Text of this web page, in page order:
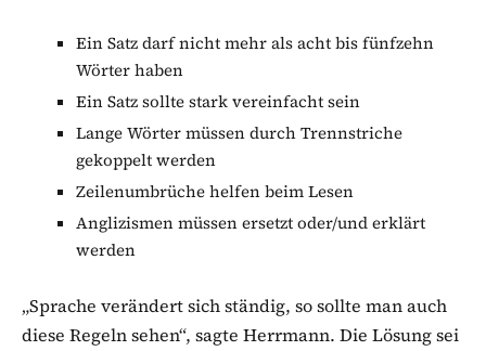
Ein Satz darf nicht mehr als acht bis fünfzehn
Wörter haben
Ein Satz sollte stark vereinfacht sein
Lange Wörter müssen durch Trennstriche
gekoppelt werden
Zeilenumbrüche helfen beim Lesen
Anglizismen müssen ersetzt oder/und erklärt
werden
„Sprache verändert sich ständig, so sollte man auch
diese Regeln sehen“, sagte Herrmann. Die Lösung sei